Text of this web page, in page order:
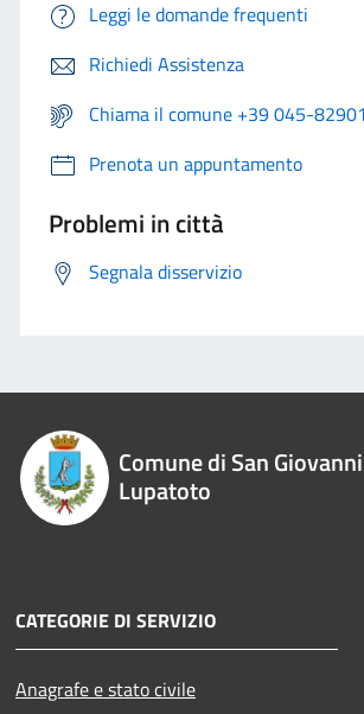
Leggi le domande frequenti
Richiedi Assistenza
Chiama il comune +39 045-
Prenota un appuntamento
Problemi in città
Segnala disservizio
Comune di San Giovanni
Lupatoto
CATEGORIE DI SERVIZIO
Anagrafe e stato civile